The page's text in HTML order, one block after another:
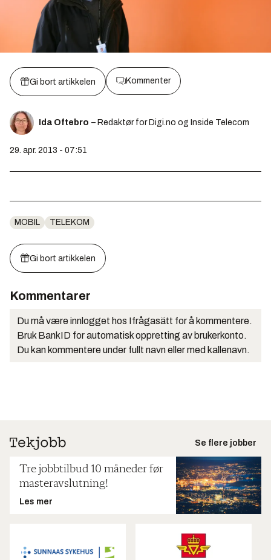
Gi bort artikkelen Kommenter
Ida Oftebro – Redaktør for Digi.no og Inside Telecom
29. apr. 2013 - 07:51
MOBIL TELEKOM
Gi bort artikkelen
Kommentarer
Du må være innlogget hos Ifrågasätt for å kommentere.
Bruk BankID for automatisk oppretting av brukerkonto.
Du kan kommentere under fullt navn eller med kallenavn.
Se flere jobber
Tre jobbtilbud 10 måneder før
masteravslutning!
Les mer